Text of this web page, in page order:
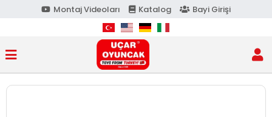
Montaj Videoları Katalog Bayi Girişi